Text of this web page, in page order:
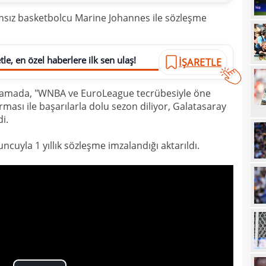
basketbolcu Marine Johannes ile sözleşme
en özel haberlere ilk sen ulaş! İŞARETLE
"WNBA ve EuroLeague tecrübesiyle öne
ile başarılarla dolu sezon diliyor, Galatasaray
1 yıllık sözleşme imzalandığı aktarıldı.